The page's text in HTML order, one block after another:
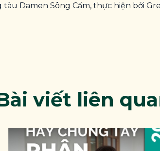
tàu Damen Sông Cấm, thực hiện bởi
viết liên